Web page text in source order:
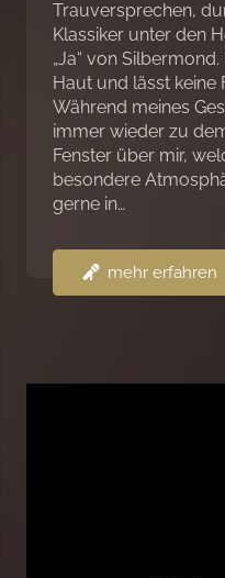
Trauversprechen,
Klassiker unter den
„Ja“ von
Haut und lässt keine
Während meines
immer wieder zu
Fenster über mir,
besondere
gerne in…
mehr erfahren